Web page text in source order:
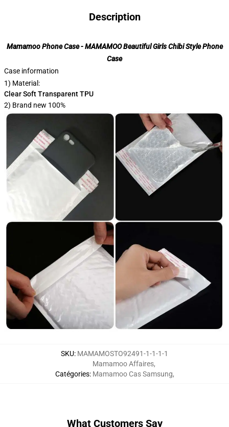
Description
Mamamoo Phone Case - MAMAMOO Beautiful Girls Chibi Style Phone
Case
Case information
1) Material:
Clear Soft Transparent TPU
2) Brand new 100%
SKU: MAMAMOSTO92491-1-1-1-1
Catégories:
Mamamoo Affaires,
Mamamoo Cas Samsung,
What Customers Say